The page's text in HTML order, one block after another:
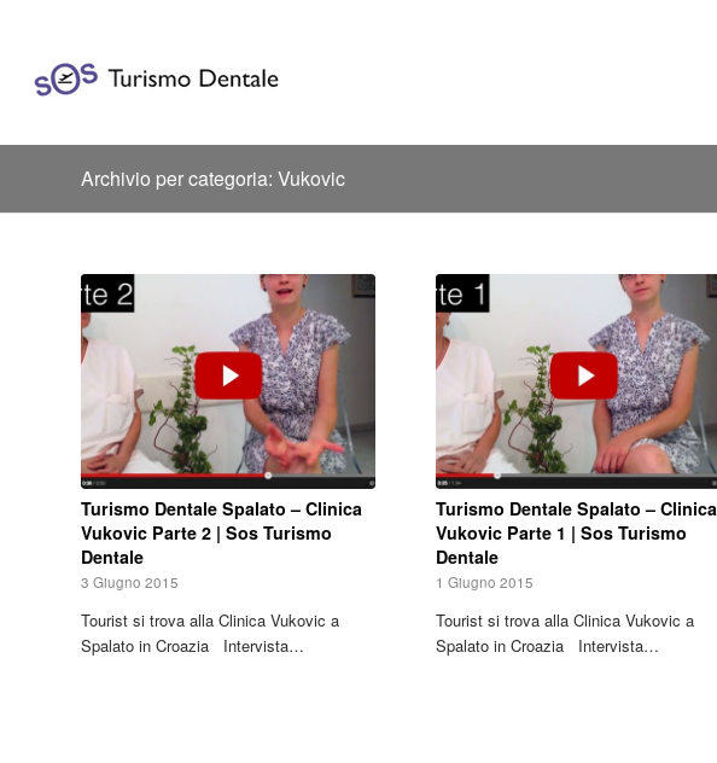
Archivio per categoria: Vukovic
Turismo Dentale Spalato – Clinica
Vukovic Parte 2 | Sos Turismo
Dentale
3 Giugno 2015
Tourist si trova alla Clinica Vukovic a
Spalato in Croazia Intervista…
Turismo Dentale Spalato – Clinica
Vukovic Parte 1 | Sos Turismo
Dentale
1 Giugno 2015
Tourist si trova alla Clinica Vukovic a
Spalato in Croazia Intervista…